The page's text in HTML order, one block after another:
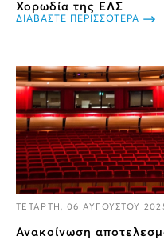
Χορωδία της ΕΛΣ
ΔΙΑΒΑΣΤΕ ΠΕΡΙΣΣΟΤΕΡΑ
ΤΕΤΑΡΤΗ, 06 ΑΥΓΟΥΣΤΟΥ
Ανακοίνωση